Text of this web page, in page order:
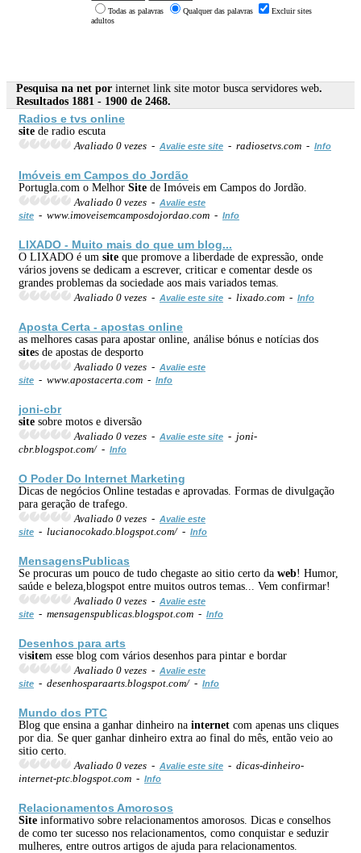
Todas as palavras Qualquer das palavras
Excluir sites
adultos
Pesquisa na net por internet link site motor busca servidores web.
Resultados 1881 - 1900 de 2468.
Radios e tvs online
site de radio escuta
Avaliado 0 vezes - Avalie este site - radiosetvs.com - Info
Imóveis em Campos do Jordão
Portugla.com o Melhor Site de Imóveis em Campos do Jordão.
Avaliado 0 vezes - Avalie este
site - www.imoveisemcamposdojordao.com - Info
LIXADO - Muito mais do que um blog...
O LIXADO é um site que promove a liberdade de expressão, onde
vários jovens se dedicam a escrever, criticar e comentar desde os
grandes problemas da sociedade aos mais variados temas.
Avaliado 0 vezes - Avalie este site - lixado.com - Info
Aposta Certa - apostas online
as melhores casas para apostar online, análise bónus e notícias dos
sites de apostas de desporto
Avaliado 0 vezes - Avalie este
site - www.apostacerta.com - Info
joni-cbr
site sobre motos e diversão
Avaliado 0 vezes - Avalie este site - joni-
cbr.blogspot.com/ - Info
O Poder Do Internet Marketing
Dicas de negócios Online testadas e aprovadas. Formas de divulgação
para geração de trafego.
Avaliado 0 vezes - Avalie este
site - lucianocokado.blogspot.com/ - Info
MensagensPublicas
Se procuras um pouco de tudo chegaste ao sitio certo da web! Humor,
saúde e beleza,blogspot entre muitos outros temas... Vem confirmar!
Avaliado 0 vezes - Avalie este
site - mensagenspublicas.blogspot.com - Info
Desenhos para arts
visitem esse blog com vários desenhos para pintar e bordar
Avaliado 0 vezes - Avalie este
site - desenhosparaarts.blogspot.com/ - Info
Mundo dos PTC
Blog que ensina a ganhar dinheiro na internet com apenas uns cliques
por dia. Se quer ganhar dinheiro extra ao final do mês, então veio ao
sitio certo.
Avaliado 0 vezes - Avalie este site - dicas-dinheiro-
internet-ptc.blogspot.com - Info
Relacionamentos Amorosos
Site informativo sobre relacionamentos amorosos. Dicas e conselhos
de como ter sucesso nos relacionamentos, como conquistar e seduzir
mulheres, entre outros artigos de ajuda para relacionamentos.